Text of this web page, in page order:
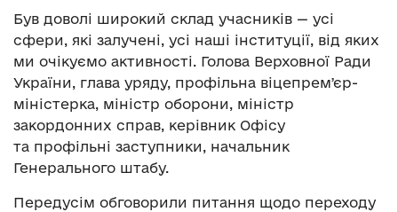
Був доволі широкий склад учасників — усі
сфери, які залучені, усі наші інституції, від яких
ми очікуємо активності. Голова Верховної Ради
України, глава уряду, профільна віцепремʼєр-
міністерка, міністр оборони, міністр
закордонних справ, керівник Офісу
та профільні заступники, начальник
Генерального штабу.
Передусім обговорили питання щодо переходу